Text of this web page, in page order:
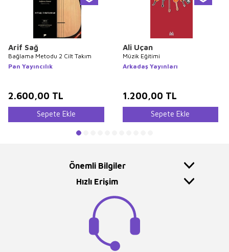
Arif Sağ
Bağlama Metodu 2 Cilt Takım
Pan Yayıncılık
2.600,00 TL
Sepete Ekle
Ali Uçan
Müzik Eğitimi
Arkadaş Yayınları
1.200,00 TL
Sepete Ekle
Önemli Bilgiler
Hızlı Erişim